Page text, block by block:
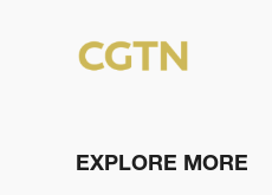
EXPLORE MORE